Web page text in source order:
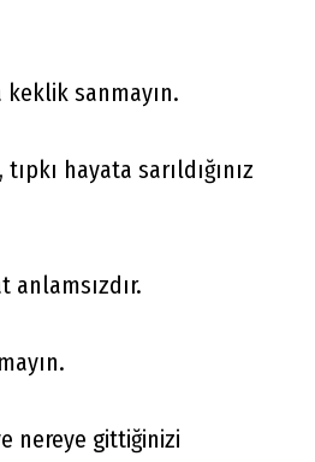
keklik sanmayın.
hayata sarıldığınız
anlamsızdır.
nereye gittiğinizi